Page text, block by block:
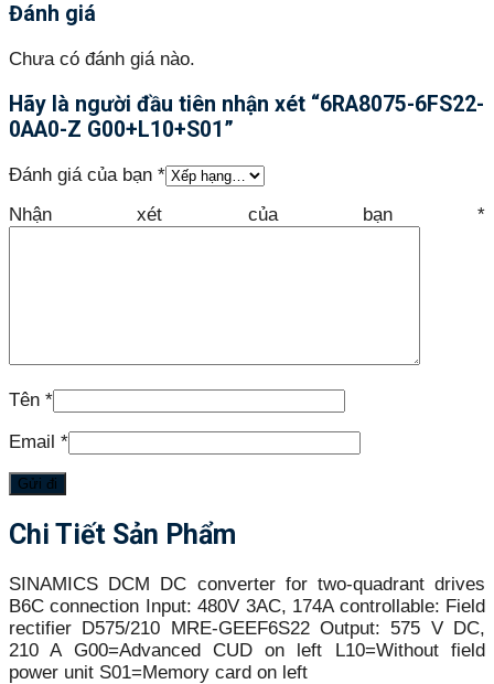
Đánh giá
Chưa có đánh giá nào.
Hãy là người đầu tiên nhận xét “6RA8075-6FS22-
0AA0-Z G00+L10+S01”
Đánh giá của bạn *
Nhận xét của bạn *
Tên *
Email *
Chi Tiết Sản Phẩm
SINAMICS DCM DC converter for two-quadrant drives
B6C connection Input: 480V 3AC, 174A controllable: Field
rectifier D575/210 MRE-GEEF6S22 Output: 575 V DC,
210 A G00=Advanced CUD on left L10=Without field
power unit S01=Memory card on left